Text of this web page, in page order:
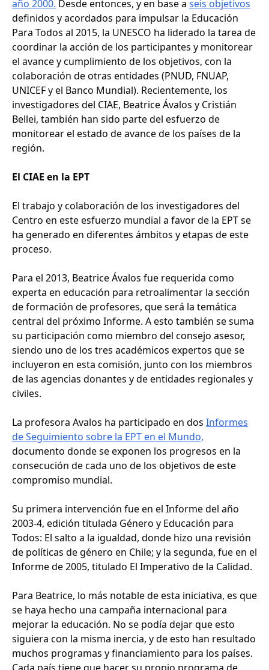
año 2000. Desde entonces, y en base a seis objetivos
definidos y acordados para impulsar la Educación
Para Todos al 2015, la UNESCO ha liderado la tarea de
coordinar la acción de los participantes y monitorear
el avance y cumplimiento de los objetivos, con la
colaboración de otras entidades (PNUD, FNUAP,
UNICEF y el Banco Mundial). Recientemente, los
investigadores del CIAE, Beatrice Ávalos y Cristián
Bellei, también han sido parte del esfuerzo de
monitorear el estado de avance de los países de la
región.
El CIAE en la EPT
El trabajo y colaboración de los investigadores del
Centro en este esfuerzo mundial a favor de la EPT se
ha generado en diferentes ámbitos y etapas de este
proceso.
Para el 2013, Beatrice Ávalos fue requerida como
experta en educación para retroalimentar la sección
de formación de profesores, que será la temática
central del próximo Informe. A esto también se suma
su participación como miembro del consejo asesor,
siendo uno de los tres académicos expertos que se
incluyeron en esta comisión, junto con los miembros
de las agencias donantes y de entidades regionales y
civiles.
La profesora Avalos ha participado en dos Informes
de Seguimiento sobre la EPT en el Mundo,
documento donde se exponen los progresos en la
consecución de cada uno de los objetivos de este
compromiso mundial.
Su primera intervención fue en el Informe del año
2003-4, edición titulada Género y Educación para
Todos: El salto a la igualdad, donde hizo una revisión
de políticas de género en Chile; y la segunda, fue en el
Informe de 2005, titulado El Imperativo de la Calidad.
Para Beatrice, lo más notable de esta iniciativa, es que
se haya hecho una campaña internacional para
mejorar la educación. No se podía dejar que esto
siguiera con la misma inercia, y de esto han resultado
muchos programas y financiamiento para los países.